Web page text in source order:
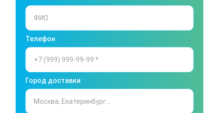
Телефон
Город доставки